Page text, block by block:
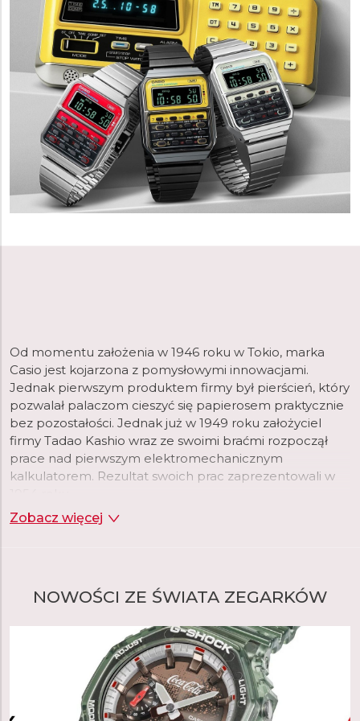
Od momentu założenia w 1946 roku w Tokio, marka
Casio jest kojarzona z pomysłowymi innowacjami.
Jednak pierwszym produktem firmy był pierścień, który
pozwalał palaczom cieszyć się papierosem praktycznie
bez pozostałości. Jednak już w 1949 roku założyciel
firmy Tadao Kashio wraz ze swoimi braćmi rozpoczął
prace nad pierwszym elektromechanicznym
kalkulatorem. Rezultat swoich prac zaprezentowali w
Dwadzieścia lat później, gdy firma rozszerzała swoje
z cyfrowym wyświetlaniem czasu, początkowo
jako okazję do wykorzystania swojej zaawansowanej
technologii układów scalonych opracowanej specjalnie
dla kalkulatorów. W rezultacie pierwszy Casiotron był
również pierwszym zegarkiem z automatycznym
kalendarzem, który prawidłowo ustawiał datę w
Zobacz więcej
NOWOŚCI ZE ŚWIATA ZEGARKÓW